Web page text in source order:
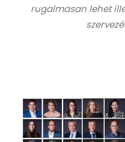
rugalmasan lehet